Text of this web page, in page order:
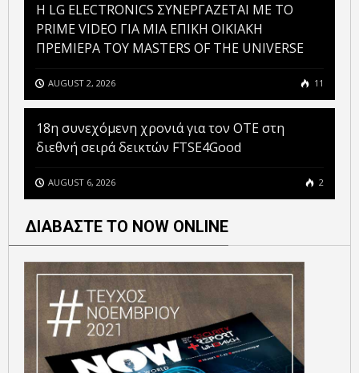
H LG ELECTRONICS ΣΥΝΕΡΓΑΖΕΤΑΙ ΜΕ ΤΟ
PRIME VIDEO ΓΙΑ ΜΙΑ ΕΠΙΚΗ ΟΙΚΙΑΚΗ
ΠΡΕΜΙΕΡΑ ΤΟΥ MASTERS OF THE UNIVERSE
AUGUST 2, 2026 11
18η συνεχόμενη χρονιά για τον ΟΤΕ στη
διεθνή σειρά δεικτών FTSE4Good
AUGUST 6, 2026 2
ΔΙΑΒΑΣΤΕ ΤΟ NOW ONLINE